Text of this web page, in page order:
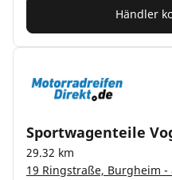
Händler
Sportwagenteile
29.32 km
19 Ringstraße, Burgheim -